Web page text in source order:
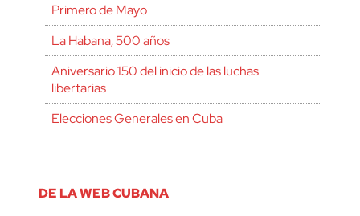
Primero de Mayo
La Habana, 500 años
Aniversario 150 del inicio de las luchas
libertarias
Elecciones Generales en Cuba
DE LA WEB CUBANA